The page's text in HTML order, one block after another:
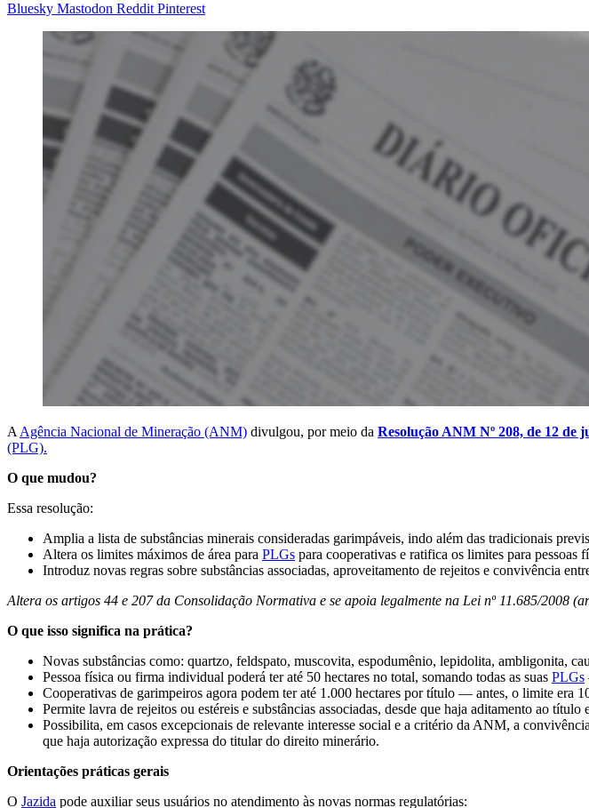
Bluesky Mastodon Reddit Pinterest
A Agência Nacional de Mineração (ANM) divulgou, por meio da Resolução ANM Nº 208, de 12 de
(PLG).
O que mudou?
Essa resolução:
Amplia a lista de substâncias minerais consideradas garimpáveis, indo além das tradicionais
Altera os limites máximos de área para PLGs para cooperativas e ratifica os limites para pessoas
Introduz novas regras sobre substâncias associadas, aproveitamento de rejeitos e convivência
Altera os artigos 44 e 207 da Consolidação Normativa e se apoia legalmente na Lei nº 11.685/2008
O que isso significa na prática?
Novas substâncias como: quartzo, feldspato, muscovita, espodumênio, lepidolita, ambligonita,
Pessoa física ou firma individual poderá ter até 50 hectares no total, somando todas as suas PLGs
Cooperativas de garimpeiros agora podem ter até 1.000 hectares por título — antes, o limite era
Permite lavra de rejeitos ou estéreis e substâncias associadas, desde que haja aditamento ao
Possibilita, em casos excepcionais de relevante interesse social e a critério da ANM, a
que haja autorização expressa do titular do direito minerário.
Orientações práticas gerais
O Jazida pode auxiliar seus usuários no atendimento às novas normas regulatórias: